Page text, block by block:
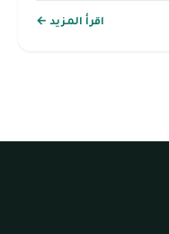
اقرأ المزيد ←